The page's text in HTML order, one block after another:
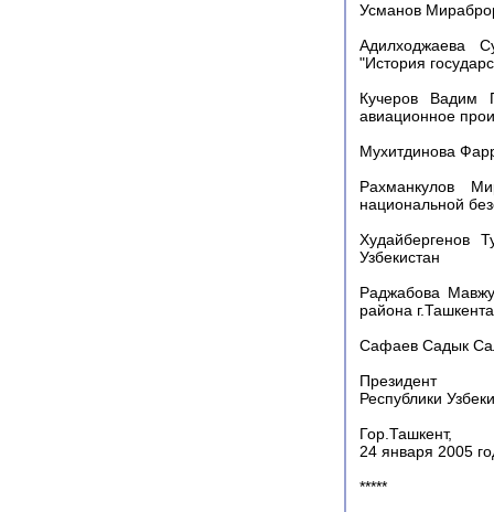
Усманов
Адилходжаева
"История
Кучеров Вадим
авиационное
Мухитдинова
Рахманкулов
национальной
Худайбергенов
Узбекистан
Раджабова
района г.Ташкента
Сафаев Садык
Президент
Республики
Гор.Ташкент,
24 января 2005
*****